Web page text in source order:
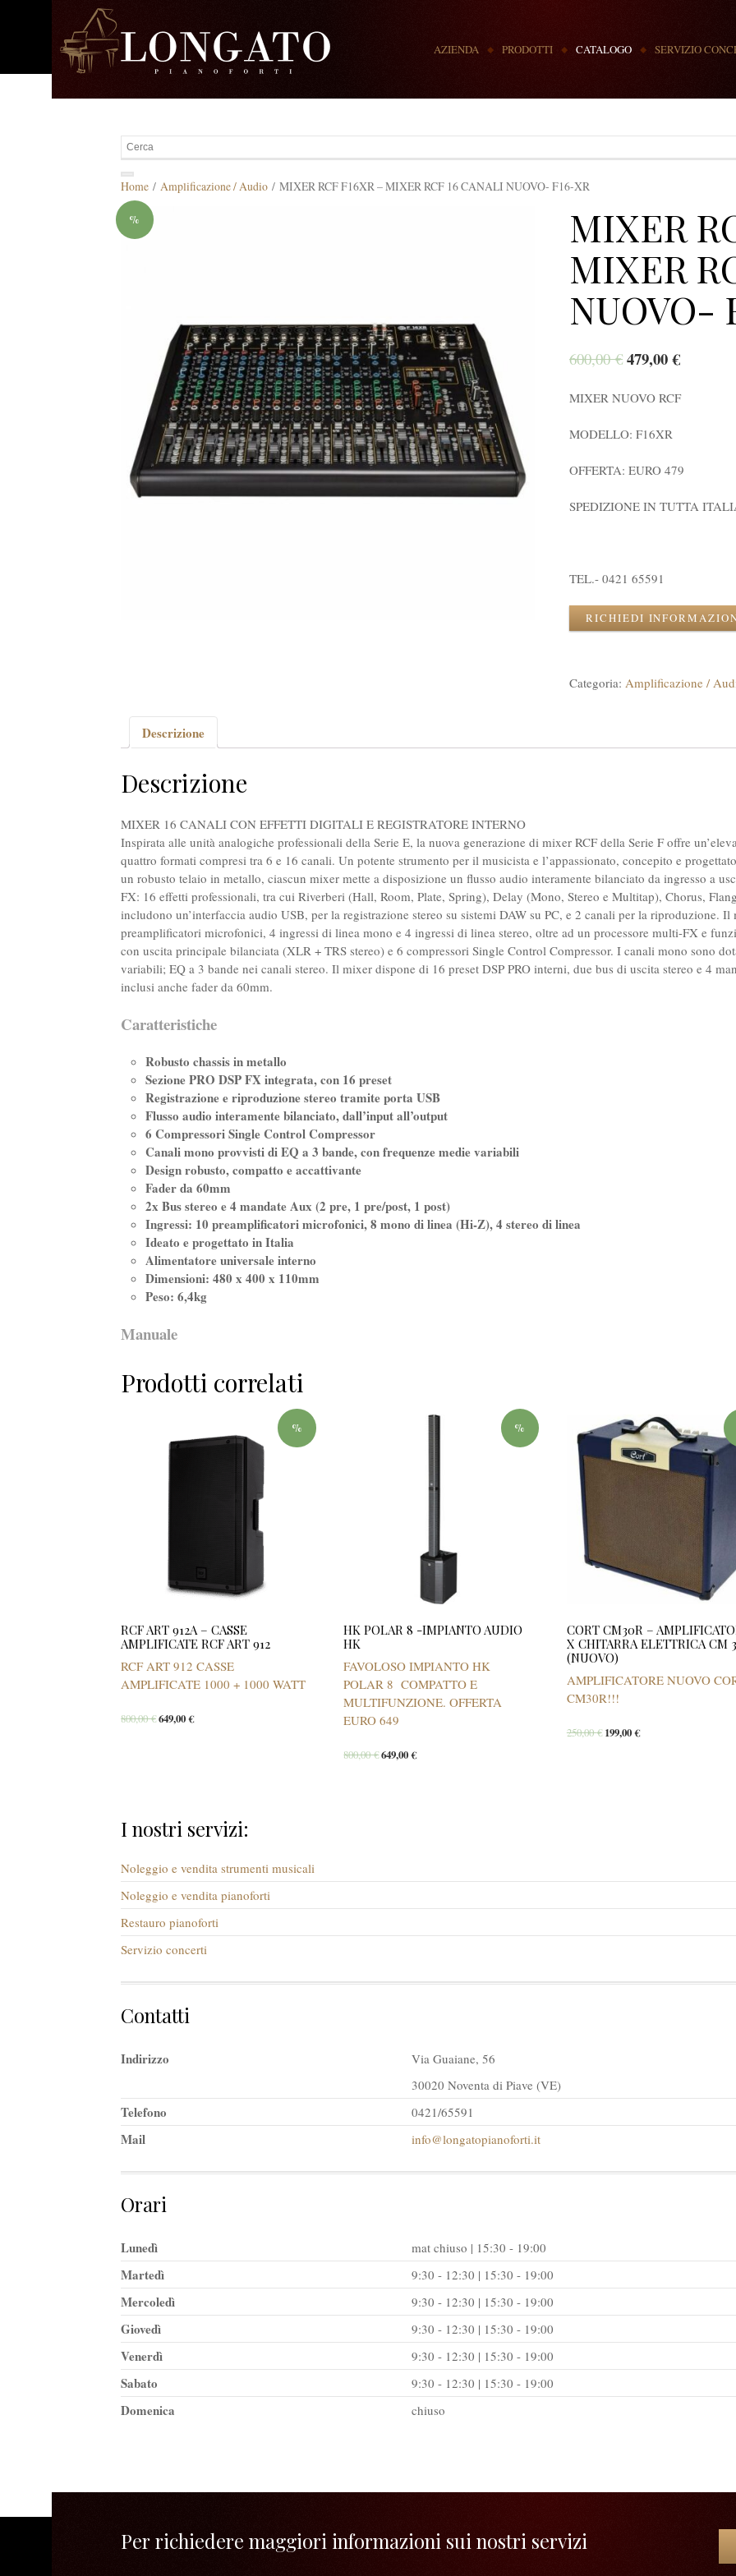
AZIENDA PRODOTTI CATALOGO SERVIZIO
Home / Amplificazione / Audio / MIXER RCF F16XR – MIXER RCF 16 CANALI NUOVO- F16-XR
%
MIXER
MIXER
NUOVO-
600,00€ 479,00€
MIXER NUOVO RCF
MODELLO: F16XR
OFFERTA: EURO 479
SPEDIZIONE IN TUTTA
TEL.- 0421 65591
RICHIEDI
Categoria: Amplificazione /
Descrizione
Descrizione
MIXER 16 CANALI CON EFFETTI DIGITALI E REGISTRATORE INTERNO
Inspirata alle unità analogiche professionali della Serie E, la nuova generazione di mixer RCF della Serie F offre
quattro formati compresi tra 6 e 16 canali. Un potente strumento per il musicista e l’appassionato, concepito e
un robusto telaio in metallo, ciascun mixer mette a disposizione un flusso audio interamente bilanciato da ingresso a
FX: 16 effetti professionali, tra cui Riverberi (Hall, Room, Plate, Spring), Delay (Mono, Stereo e Multitap), Chorus,
includono un’interfaccia audio USB, per la registrazione stereo su sistemi DAW su PC, e 2 canali per la riproduzione.
preamplificatori microfonici, 4 ingressi di linea mono e 4 ingressi di linea stereo, oltre ad un processore multi-FX e
con uscita principale bilanciata (XLR + TRS stereo) e 6 compressori Single Control Compressor. I canali mono sono
variabili; EQ a 3 bande nei canali stereo. Il mixer dispone di 16 preset DSP PRO interni, due bus di uscita stereo e 4
inclusi anche fader da 60mm.
Caratteristiche
Robusto chassis in metallo
Sezione PRO DSP FX integrata, con 16 preset
Registrazione e riproduzione stereo tramite porta USB
Flusso audio interamente bilanciato, dall’input all’output
6 Compressori Single Control Compressor
Canali mono provvisti di EQ a 3 bande, con frequenze medie variabili
Design robusto, compatto e accattivante
Fader da 60mm
2x Bus stereo e 4 mandate Aux (2 pre, 1 pre/post, 1 post)
Ingressi: 10 preamplificatori microfonici, 8 mono di linea (Hi-Z), 4 stereo di linea
Ideato e progettato in Italia
Alimentatore universale interno
Dimensioni: 480 x 400 x 110mm
Peso: 6,4kg
Manuale
Prodotti correlati
%
RCF ART 912A – CASSE
AMPLIFICATE RCF ART 912
RCF ART 912 CASSE
AMPLIFICATE 1000 + 1000 WATT
800,00€649,00€
%
HK POLAR 8 -IMPIANTO AUDIO
HK
FAVOLOSO IMPIANTO HK
POLAR 8 COMPATTO E
MULTIFUNZIONE. OFFERTA
EURO 649
800,00€649,00€
CORT CM30R –
X CHITARRA ELETTRICA CM
(NUOVO)
AMPLIFICATORE NUOVO
CM30R!!!
250,00€ 199,00€
I nostri servizi:
Noleggio e vendita strumenti musicali
Noleggio e vendita pianoforti
Restauro pianoforti
Servizio concerti
Contatti
Indirizzo
Via Guaiane, 56
30020 Noventa di Piave (VE)
Telefono 0421/65591
Mail info@longatopianoforti.it
Orari
Lunedì mat chiuso | 15:30 - 19:00
Martedì 9:30 - 12:30 | 15:30 - 19:00
Mercoledì 9:30 - 12:30 | 15:30 - 19:00
Giovedì 9:30 - 12:30 | 15:30 - 19:00
Venerdì 9:30 - 12:30 | 15:30 - 19:00
Sabato 9:30 - 12:30 | 15:30 - 19:00
Domenica chiuso
Per richiedere maggiori informazioni sui nostri servizi